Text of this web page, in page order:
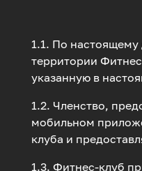
1.1. По настоящему
территории
указанную в
1.2. Членство,
мобильном
клуба и
1.3. Фитнес-клуб